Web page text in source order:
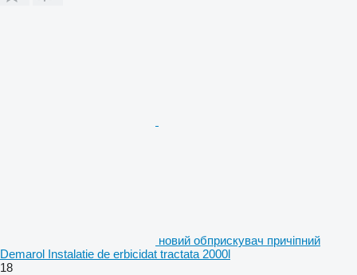
новий обприскувач причіпний
Demarol Instalatie de erbicidat tractata 2000l
18